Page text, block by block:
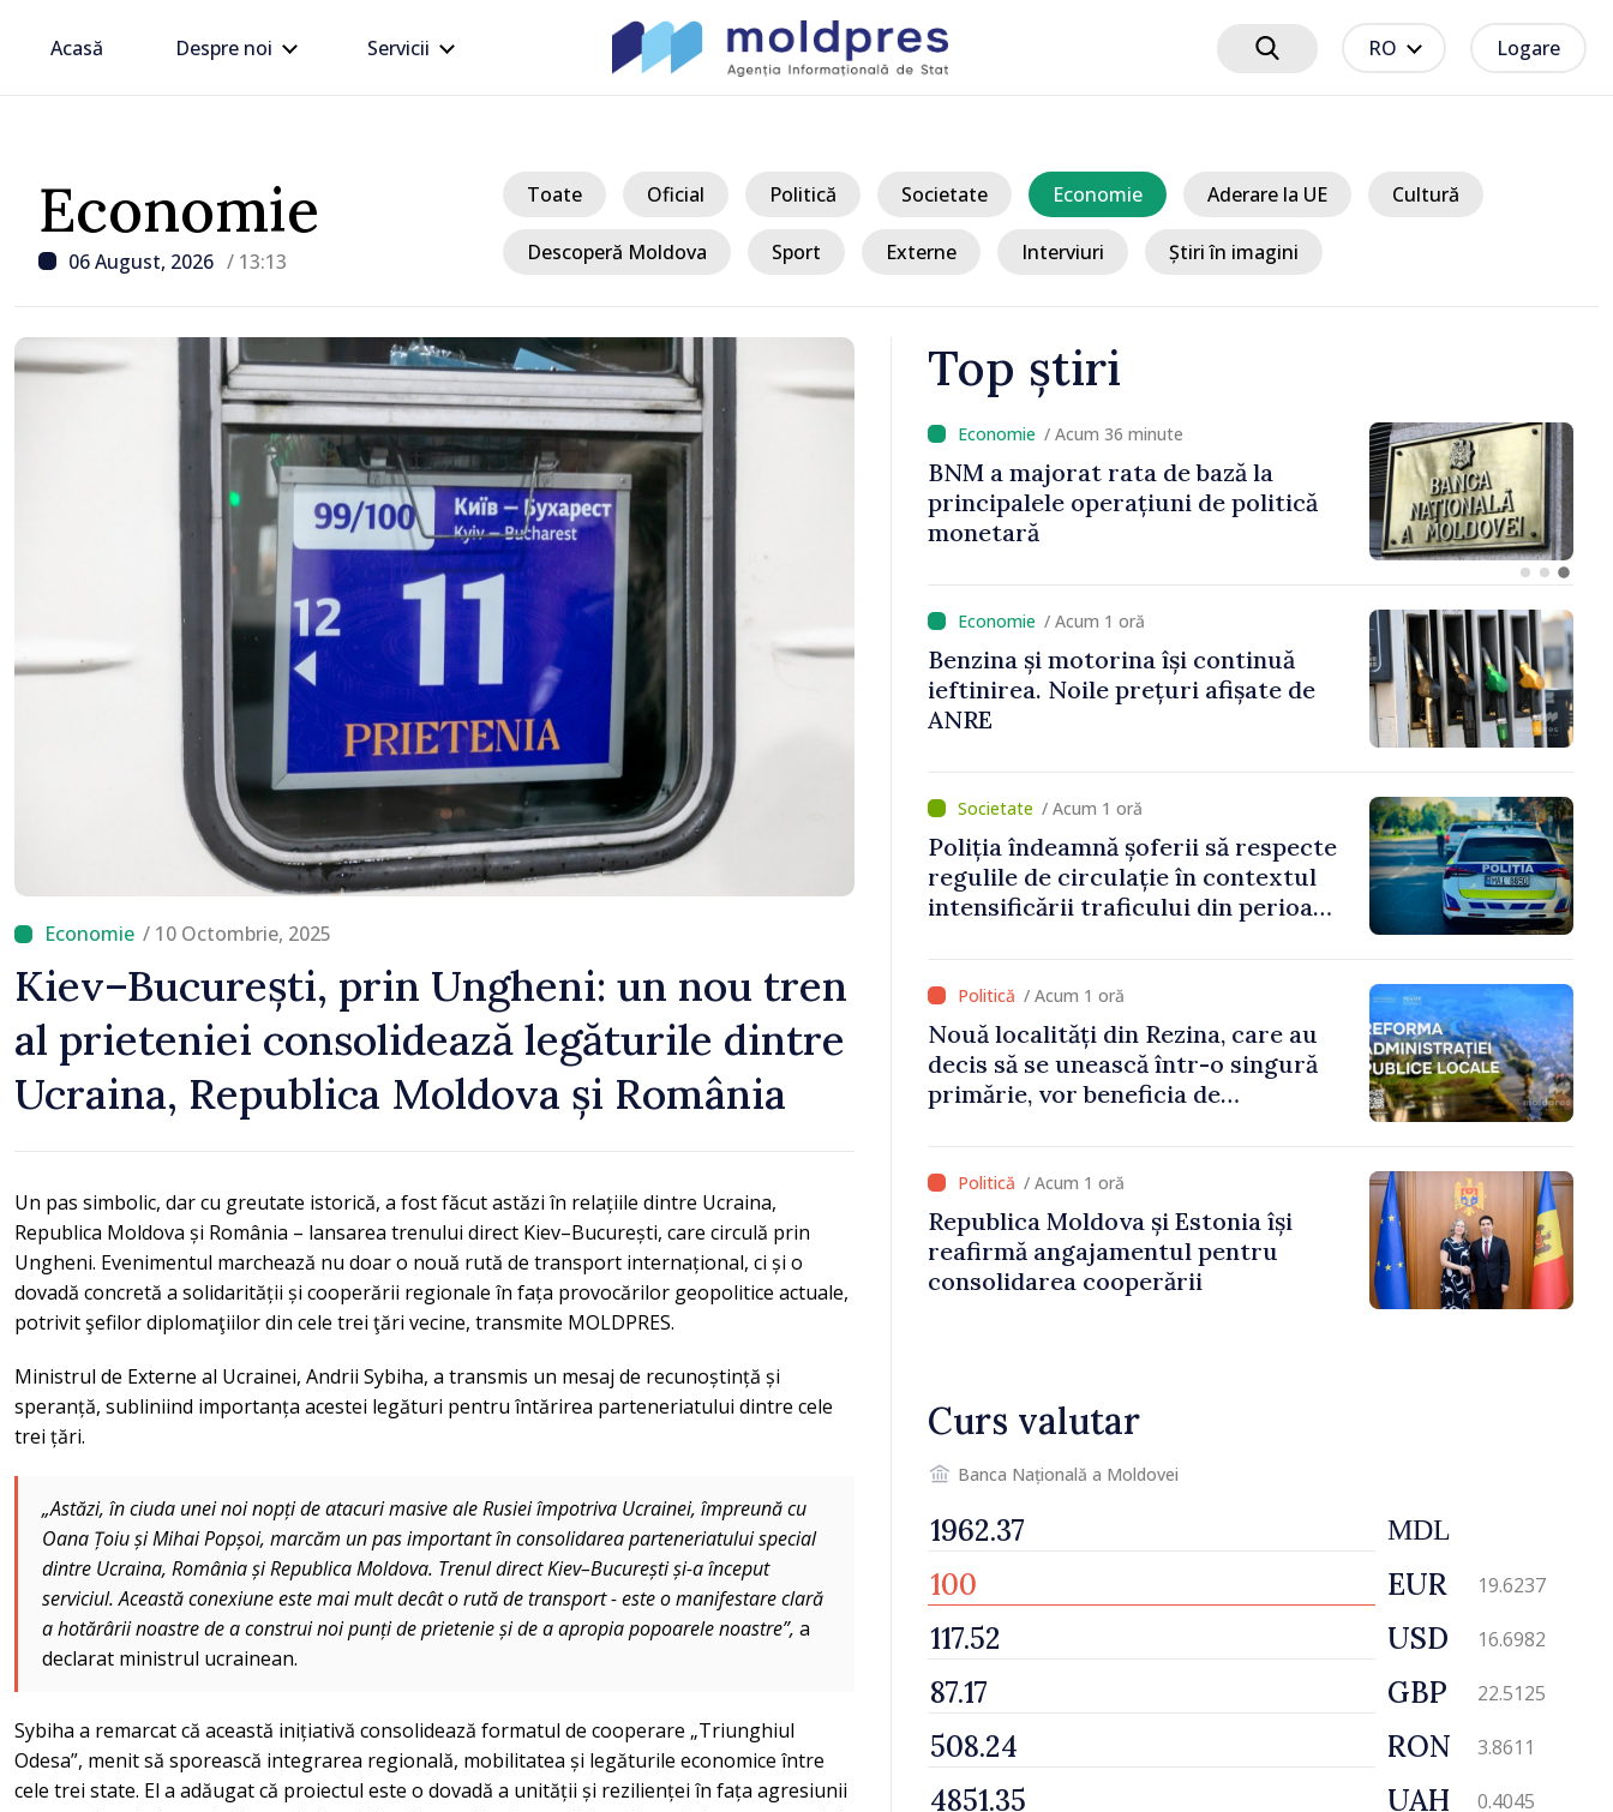
Acasă Despre noi Servicii RO Logare
Economie
06 August, 2026 / 13:13
Toate Oficial Politică Societate Economie Aderare la UE Cultură
Descoperă Moldova Sport Externe Interviuri Știri în imagini
/ 10 Octombrie, 2025
Kiev–București, prin Ungheni: un nou tren
al prieteniei consolidează legăturile dintre
Ucraina, Republica Moldova și România
Un pas simbolic, dar cu greutate istorică, a fost făcut astăzi în relațiile dintre Ucraina,
Republica Moldova și România – lansarea trenului direct Kiev–București, care circulă prin
Ungheni. Evenimentul marchează nu doar o nouă rută de transport internațional, ci și o
dovadă concretă a solidarității și cooperării regionale în fața provocărilor geopolitice actuale,
potrivit şefilor diplomaţiilor din cele trei ţări vecine, transmite MOLDPRES.
Ministrul de Externe al Ucrainei, Andrii Sybiha, a transmis un mesaj de recunoștință și
speranță, subliniind importanța acestei legături pentru întărirea parteneriatului dintre cele
trei țări.
„Astăzi, în ciuda unei noi nopți de atacuri masive ale Rusiei împotriva Ucrainei, împreună cu
Oana Țoiu și Mihai Popșoi, marcăm un pas important în consolidarea parteneriatului special
dintre Ucraina, România și Republica Moldova. Trenul direct Kiev–București și-a început
serviciul. Această conexiune este mai mult decât o rută de transport - este o manifestare clară
a hotărârii noastre de a construi noi punți de prietenie și de a apropia popoarele noastre”, a
declarat ministrul ucrainean.
Sybiha a remarcat că această inițiativă consolidează formatul de cooperare „Triunghiul
Odesa”, menit să sporească integrarea regională, mobilitatea și legăturile economice între
cele trei state. El a adăugat că proiectul este o dovadă a unității și rezilienței în fața agresiunii
Top știri
/ Acum 35 minute
FOTO // Președinta Maia Sandu s-a
întâlnit cu participanții taberei
DOR: „Legătura lor cu țara noastră
rămâne puternică”
/ Acum 36 minute
BNM a majorat rata de bază la
principalele operațiuni de politică
monetară
/ Acum 1 oră
Benzina și motorina își continuă
ieftinirea. Noile prețuri afișate de
ANRE
/ Acum 1 oră
Poliția îndeamnă șoferii să respecte
regulile de circulație în contextul
intensificării traficului din perioada
/ Acum 1 oră
Nouă localități din Rezina, care au
decis să se unească într-o singură
primărie, vor beneficia de
/ Acum 1 oră
Republica Moldova și Estonia își
reafirmă angajamentul pentru
consolidarea cooperării
Curs valutar
Banca Națională a Moldovei
MDL
EUR 19.6237
USD 16.6982
GBP 22.5125
RON 3.8611
UAH 0.4045